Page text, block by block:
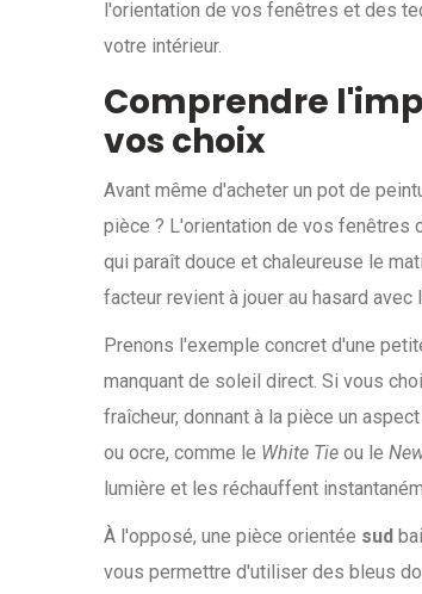
l'orientation de vos fenêtres et des
votre intérieur.
Comprendre
vos choix
Avant même d'acheter un pot de
pièce ? L'orientation de vos fenêtres
qui paraît douce et chaleureuse le
facteur revient à jouer au hasard
Prenons l'exemple concret d'une
manquant de soleil direct. Si vous
fraîcheur, donnant à la pièce un
ou ocre, comme le White Tie ou le
lumière et les réchauffent
À l'opposé, une pièce orientée sud
vous permettre d'utiliser des bleus